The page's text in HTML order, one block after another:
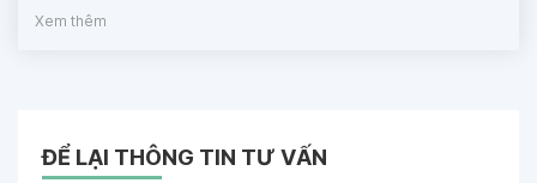
Xem thêm
ĐỂ LẠI THÔNG TIN TƯ VẤN